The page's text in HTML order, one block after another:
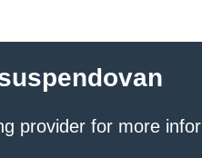
provider for more